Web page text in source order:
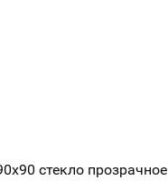
стекло прозрачное